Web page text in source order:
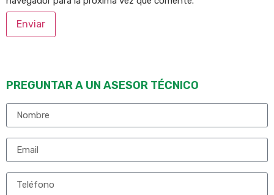
PREGUNTAR A UN ASESOR TÉCNICO